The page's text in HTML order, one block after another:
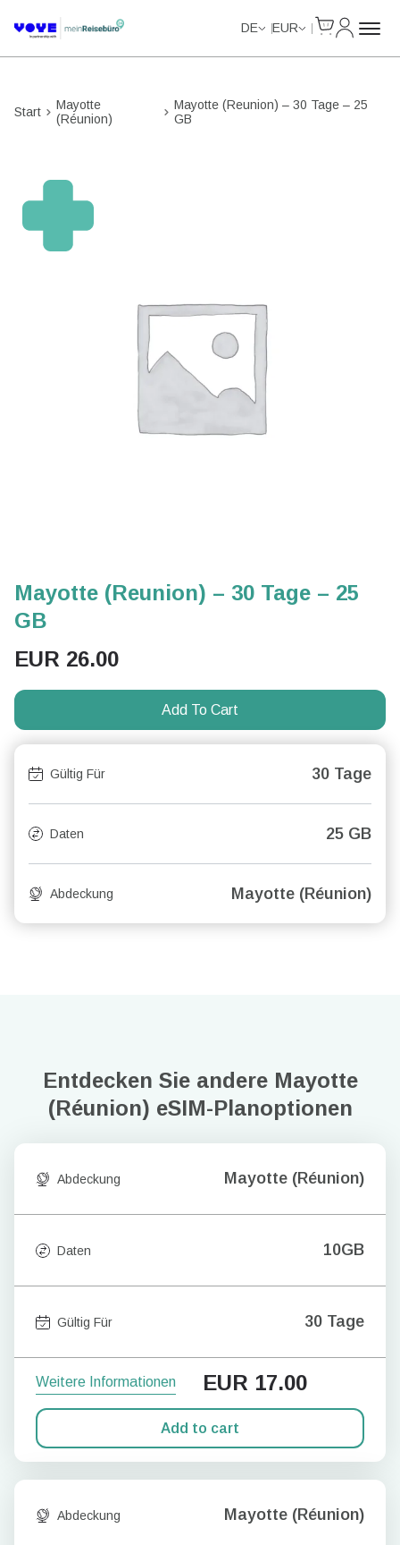
DE EUR
Start
Mayotte
(Réunion)
Mayotte (Reunion) – 30 Tage – 25
GB
Mayotte (Reunion) – 30 Tage – 25
GB
EUR 26.00
Add To Cart
Gültig Für 30 Tage
Daten 25 GB
Abdeckung Mayotte (Réunion)
Entdecken Sie andere Mayotte
(Réunion) eSIM-Planoptionen
Abdeckung Mayotte (Réunion)
Daten 10GB
Gültig Für 30 Tage
Weitere Informationen EUR 17.00
Add to cart
Abdeckung Mayotte (Réunion)